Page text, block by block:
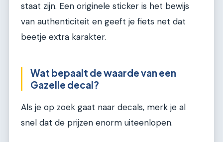
staat zijn. Een originele sticker is het bewijs
van authenticiteit en geeft je fiets net dat
beetje extra karakter.
Wat bepaalt de waarde van een
Gazelle decal?
Als je op zoek gaat naar decals, merk je al
snel dat de prijzen enorm uiteenlopen.